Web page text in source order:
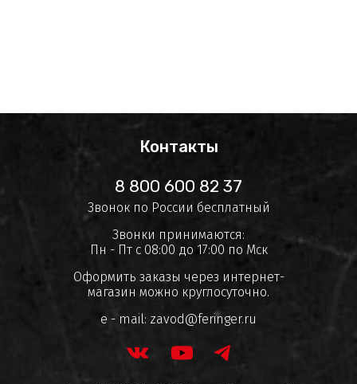
Контакты
8 800 600 82 37
Звонок по России бесплатный
Звонки принимаются:
Пн - Пт с 08:00 до 17:00 по Мск
Оформить заказы через интернет-
магазин можно круглосуточно.
e - mail: zavod@feringer.ru